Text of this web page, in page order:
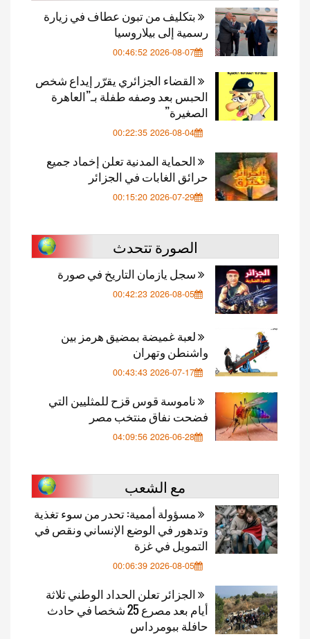
بتكليف من تبون عطاف في زيارة
رسمية إلى بيلاروسيا
2026-08-07 00:46:52
القضاء الجزائري يقرّر إيداع شخص
الحبس بعد وصفه طفلة بـ”العاهرة
الصغيرة”
2026-08-04 00:22:35
الحماية المدنية تعلن إخماد جميع
حرائق الغابات في الجزائر
2026-07-29 00:15:20
الصورة تتحدث
سجل يازمان التاريخ في صورة
2026-08-05 00:42:23
لعبة غميضة بمضيق هرمز بين
واشنطن وتهران
2026-07-17 00:43:43
ناموسة قوس قزح للمثليين التي
فضحت نفاق منتخب مصر
2026-06-28 04:09:56
مع الشعب
مسؤولة أممية: تحدر من سوء تغذية
وتدهور في الوضع الإنساني ونقص في
التمويل في غزة
2026-08-05 00:06:39
الجزائر تعلن الحداد الوطني ثلاثة
أيام بعد مصرع 25 شخصا في حادث
حافلة ببومرداس